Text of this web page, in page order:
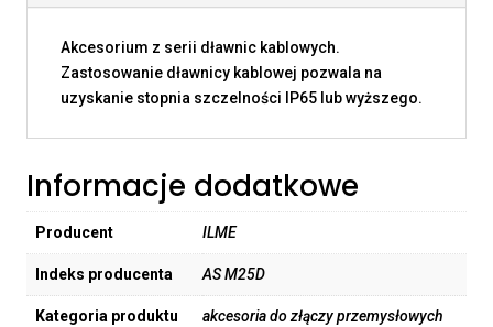
Akcesorium z serii dławnic kablowych.
Zastosowanie dławnicy kablowej pozwala na
uzyskanie stopnia szczelności IP65 lub wyższego.
Informacje dodatkowe
Producent ILME
Indeks producenta AS M25D
Kategoria produktu akcesoria do złączy przemysłowych